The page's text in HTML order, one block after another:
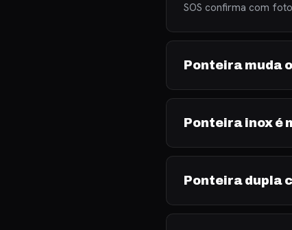
SOS confirma com
Ponteira muda
Ponteira inox é
Ponteira dupla